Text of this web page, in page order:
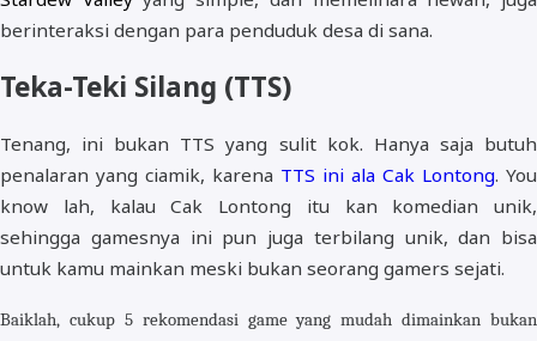
berinteraksi dengan para penduduk desa di sana.
Teka-Teki Silang (TTS)
Tenang, ini bukan TTS yang sulit kok. Hanya saja butuh
penalaran yang ciamik, karena TTS ini ala Cak Lontong. You
know lah, kalau Cak Lontong itu kan komedian unik,
sehingga gamesnya ini pun juga terbilang unik, dan bisa
untuk kamu mainkan meski bukan seorang gamers sejati.
Baiklah, cukup 5 rekomendasi game yang mudah dimainkan bukan